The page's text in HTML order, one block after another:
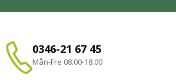
0346-21 67 45
Mån-Fre 08.00-18.00